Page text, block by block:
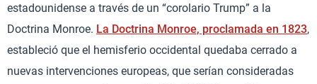
estadounidense a través de un “corolario Trump” a la
Doctrina Monroe. La Doctrina Monroe, proclamada en 1823,
estableció que el hemisferio occidental quedaba cerrado a
nuevas intervenciones europeas, que serían consideradas